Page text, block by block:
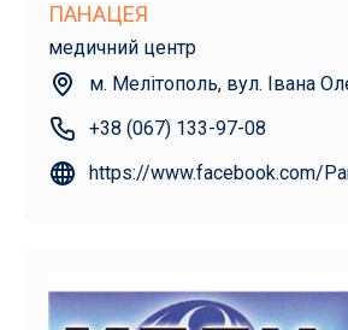
ПАНАЦЕЯ
медичний центр
м. Мелітополь, вул. Івана
+38 (067) 133-97-08
https://www.facebook.com/